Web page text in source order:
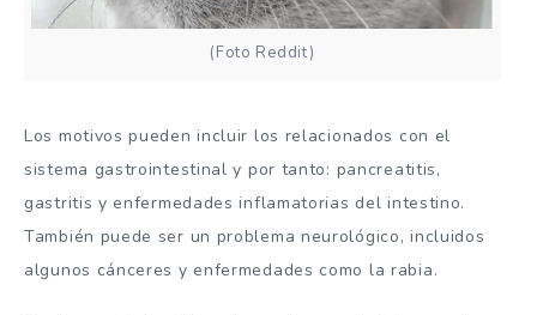
(Foto Reddit)
Los motivos pueden incluir los relacionados con el
sistema gastrointestinal y por tanto: pancreatitis,
gastritis y enfermedades inflamatorias del intestino.
También puede ser un problema neurológico, incluidos
algunos cánceres y enfermedades como la rabia.